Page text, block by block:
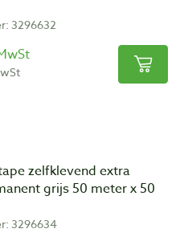
3296632
zelfklevend extra
grijs 50 meter x 50
3296634